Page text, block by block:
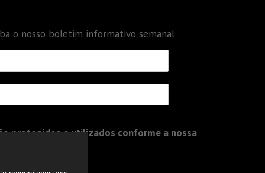
o nosso boletim informativo semanal
protegidos e utilizados conforme a nossa